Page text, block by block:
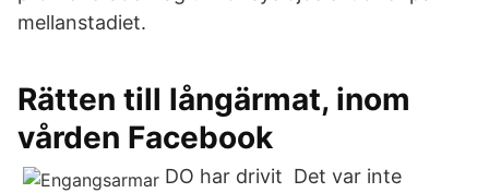
mellanstadiet.
Rätten till långärmat, inom
vården Facebook
DO har drivit Det var inte